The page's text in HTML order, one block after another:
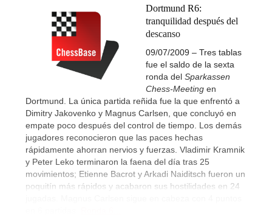
Dortmund R6:
tranquilidad después del
descanso
09/07/2009 – Tres tablas
fue el saldo de la sexta
ronda del Sparkassen
Chess-Meeting en
Dortmund. La única partida reñida fue la que enfrentó a
Dimitry Jakovenko y Magnus Carlsen, que concluyó en
empate poco después del control de tiempo. Los demás
jugadores reconocieron que las paces hechas
rápidamente ahorran nervios y fuerzas. Vladimir Kramnik
y Peter Leko terminaron la faena del día tras 25
movimientos; Etienne Bacrot y Arkadi Naiditsch fueron un
poquitín más rápidos y acabaron sus hostilidades en 24